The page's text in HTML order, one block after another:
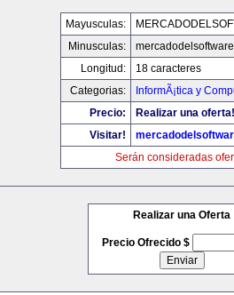
Mayusculas:
Minusculas:
Longitud:
18 caracteres
Categorias:
InformÃ¡tica y
Precio:
Realizar una oferta!
Visitar!
Serán consideradas
Realizar una Oferta
Precio Ofrecido $